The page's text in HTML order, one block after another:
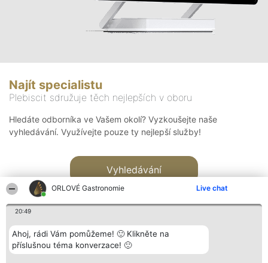
ORLOVÉ Gastronomie Live chat
20:49
Ahoj, rádi Vám pomůžeme! 🙂 Klikněte na
příslušnou téma konverzace! 🙂
Najít specialistu
Plebiscit sdružuje těch nejlepších v oboru
Hledáte odborníka ve Vašem okolí? Vyzkoušejte naše
vyhledávání. Využívejte pouze ty nejlepší služby!
Vyhledávání